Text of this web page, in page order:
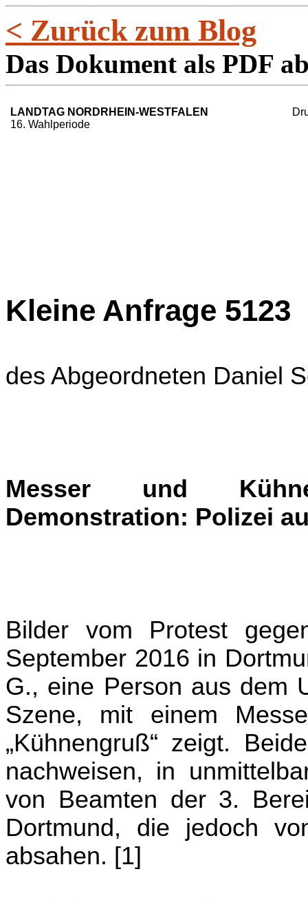
< Zurück zum Blog
Das Dokument als PDF
LANDTAG NORDRHEIN-WESTFALEN
16. Wahlperiode
Kleine Anfrage 5123
des Abgeordneten Daniel
Messer und
Demonstration: Polizei
Bilder vom Protest
September 2016 in
G., eine Person aus dem
Szene, mit einem
„Kühnengruß“ zeigt.
nachweisen, in
von Beamten der 3.
Dortmund, die jedoch
absahen. [1]